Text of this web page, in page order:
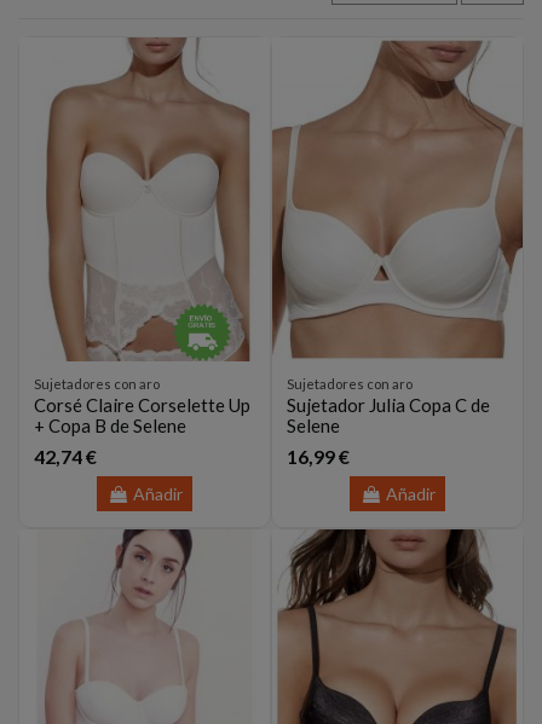
Sujetadores con aro
Corsé Claire Corselette Up
+ Copa B de Selene
42,74 €
Añadir
Sujetadores con aro
Sujetador Julia Copa C de
Selene
16,99 €
Añadir